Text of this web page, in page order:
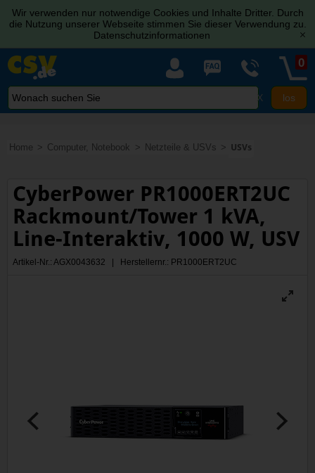
Wir verwenden nur notwendige Cookies und Inhalte Dritter. Durch
die Nutzung unserer Webseite stimmen Sie dieser Verwendung zu.
Datenschutzinformationen
[x]
X
0
Home Computer, Notebook Netzteile & USVs USVs
CyberPower PR1000ERT2UC
Rackmount/Tower 1 kVA,
Line-Interaktiv, 1000 W, USV
Artikel-Nr.: AGX0043632 | Herstellernr.: PR1000ERT2UC